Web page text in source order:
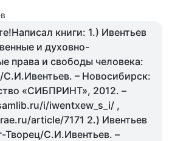
книги: 1.) Ивентьев
и духовно-
права и свободы человека:
– Новосибирск:
«СИБПРИНТ», 2012. –
i/iwentxew_s_i/ ,
article/7171 2.) Ивентьев
С.И.Ивентьев. –